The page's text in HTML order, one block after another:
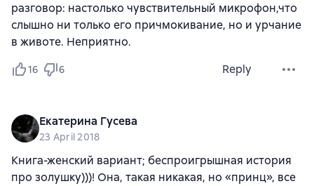
разговор: настолько чувствительный микрофон,что
слышно ни только его причмокивание, но и урчание
в животе. Неприятно.
16 6 Reply
Екатерина Гусева
23 April 2018
Книга-женский вариант; беспроигрышная история
про золушку)))! Она, такая никакая, но «принц», все